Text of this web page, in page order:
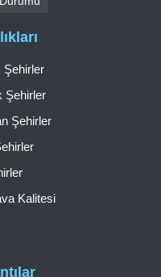
Şehirler
Şehirler
Şehirler
Kalitesi